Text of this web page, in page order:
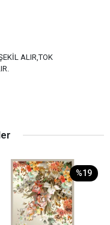
ALIR,TOK
%19